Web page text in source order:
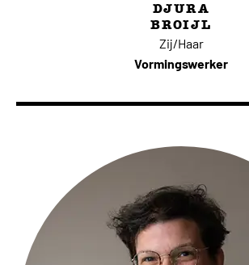
DJURA
BROIJL
Zij/Haar
Vormingswerker